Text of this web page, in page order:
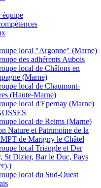
équipe
local "Argonne" (Marne)
des adhérents Aubois
local de Châlons en
(Marne)
local de Chaumont-
(Haute-Marne)
local d'Epernay (Marne)
local de Reims (Marne)
Nature et Patrimoine de la
de Marigny le Châtel
local Triangle et Der
St Dizier, Bar le Duc, Pays
local du Sud-Ouest